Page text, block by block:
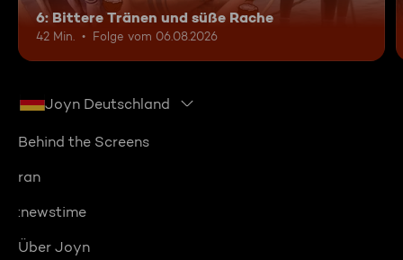
6: Bittere Tränen und süße Rache
42 Min. Folge vom 06.08.2026
Joyn Deutschland
Behind the Screens
ran
:newstime
Über Joyn